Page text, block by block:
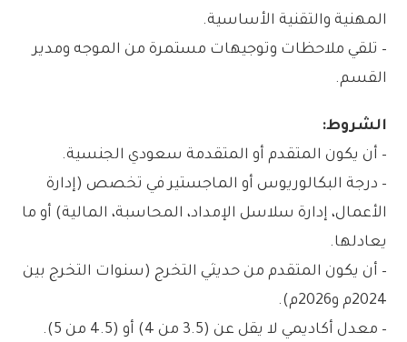
المهنية والتقنية الأساسية.
– تلقي ملاحظات وتوجيهات مستمرة من الموجه ومدير
القسم.
الشروط:
– أن يكون المتقدم أو المتقدمة سعودي الجنسية.
– درجة البكالوريوس أو الماجستير في تخصص (إدارة
الأعمال، إدارة سلاسل الإمداد، المحاسبة، المالية) أو ما
يعادلها.
– أن يكون المتقدم من حديثي التخرج (سنوات التخرج بين
2024م و2026م).
– معدل أكاديمي لا يقل عن (3.5 من 4) أو (4.5 من 5).